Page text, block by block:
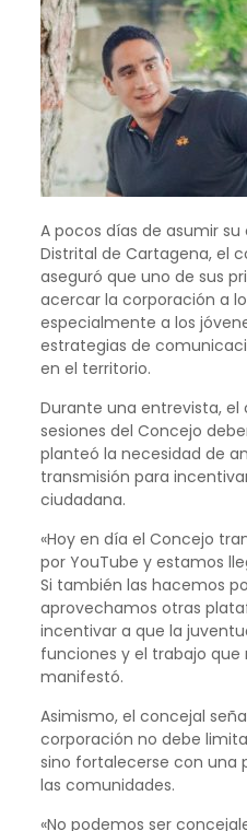
A pocos días de asumir
Distrital de Cartagena, el
aseguró que uno de sus
acercar la corporación a
especialmente a los
estrategias de
en el territorio.
Durante una entrevista,
sesiones del Concejo
planteó la necesidad de
transmisión para
ciudadana.
«Hoy en día el Concejo
por YouTube y estamos
Si también las hacemos
aprovechamos otras
incentivar a que la
funciones y el trabajo que
manifestó.
Asimismo, el concejal
corporación no debe
sino fortalecerse con una
las comunidades.
«No podemos ser